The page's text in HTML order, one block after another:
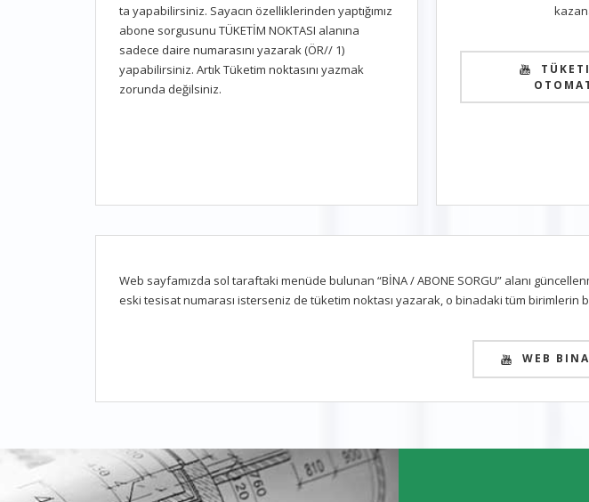
ta yapabilirsiniz. Sayacın özelliklerinden yaptığımız
abone sorgusunu TÜKETİM NOKTASI alanına
sadece daire numarasını yazarak (ÖR// 1)
yapabilirsiniz. Artık Tüketim noktasını yazmak
zorunda değilsiniz.
Web sayfamızda sol taraftaki menüde bulunan “BİNA / ABONE SORGU” alanı
eski tesisat numarası isterseniz de tüketim noktası yazarak, o binadaki tüm
WEB